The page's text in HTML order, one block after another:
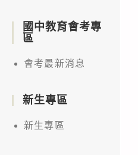
國中教育會考專
區
會考最新消息
新生專區
新生專區